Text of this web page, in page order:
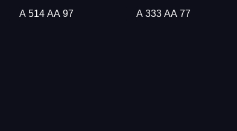
А 514 АА 97 А 333 АА 77